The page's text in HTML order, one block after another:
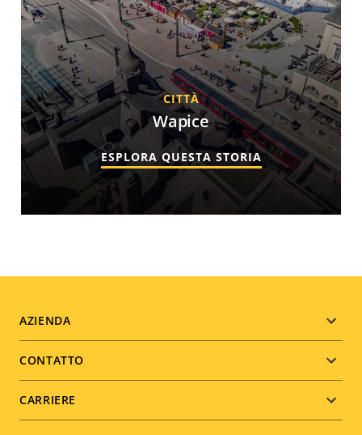
CITTÀ
Wapice
ESPLORA QUESTA STORIA
Footer
menu
AZIENDA
CONTATTO
CARRIERE